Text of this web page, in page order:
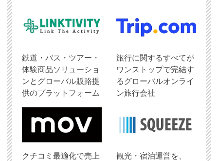
鉄道・バス・ツアー・
体験商品ソリューショ
ンとグローバル販路提
供のプラットフォーム
旅行に関するすべてが
ワンストップで完結す
るグローバルオンライ
ン旅行会社
クチコミ最適化で売上
観光・宿泊運営を、